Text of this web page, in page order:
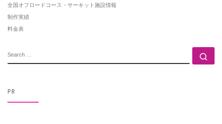
全国オフロードコース・サーキット施設情報
制作実績
料金表
PR